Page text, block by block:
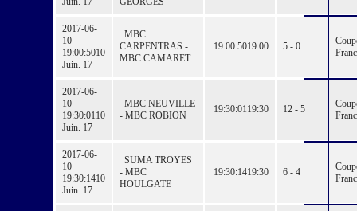
2017-06-
10
19:00:5010
Juin. 17
MBC
CARPENTRAS -
MBC CAMARET
19:00:5019:00 5 - 0
2017-06-
10
19:30:0110
Juin. 17
MBC NEUVILLE
- MBC ROBION
19:30:0119:30 12 - 5
2017-06-
10
19:30:1410
Juin. 17
SUMA TROYES
- MBC
HOULGATE
19:30:1419:30 6 - 4